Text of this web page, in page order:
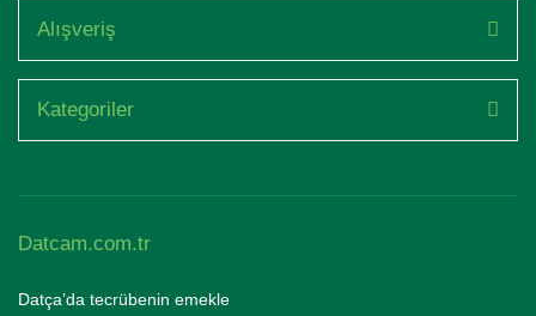
Alışveriş
Kategoriler
Datcam.com.tr
Datça’da tecrübenin emekle